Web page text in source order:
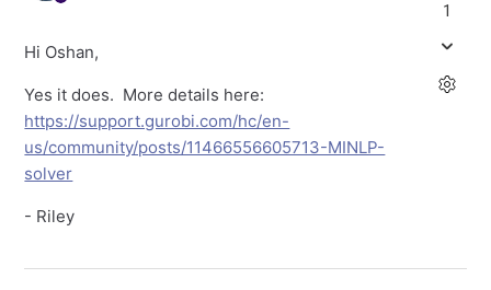
Hi Oshan,
Yes it does. More details here:
https://support.gurobi.com/hc/en-
us/community/posts/11466556605713-MINLP-
solver
- Riley
1